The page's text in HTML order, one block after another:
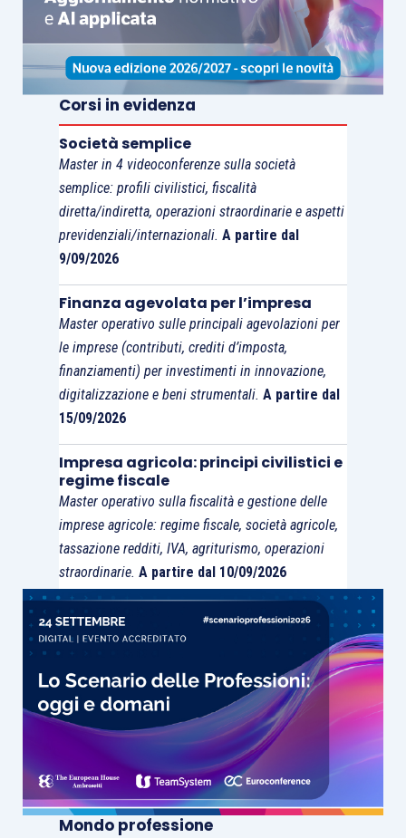
Corsi in evidenza
Società semplice
Master in 4 videoconferenze sulla società
semplice: profili civilistici, fiscalità
diretta/indiretta, operazioni straordinarie e aspetti
previdenziali/internazionali. A partire dal
9/09/2026
Finanza agevolata per l’impresa
Master operativo sulle principali agevolazioni per
le imprese (contributi, crediti d’imposta,
finanziamenti) per investimenti in innovazione,
digitalizzazione e beni strumentali. A partire dal
15/09/2026
Impresa agricola: principi civilistici e
regime fiscale
Master operativo sulla fiscalità e gestione delle
imprese agricole: regime fiscale, società agricole,
tassazione redditi, IVA, agriturismo, operazioni
straordinarie. A partire dal 10/09/2026
Mondo professione